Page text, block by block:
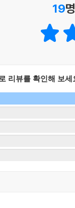
19
리뷰를 확인해 보세